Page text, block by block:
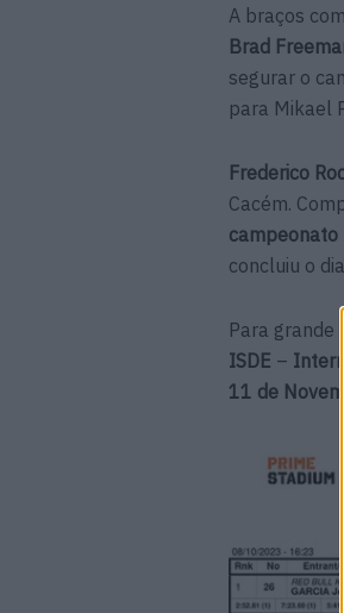
A braços com
Brad
segurar o
para Mikael
Frederico
Cacém.
campeonato
concluiu o
Para grande
ISDE –
11 de